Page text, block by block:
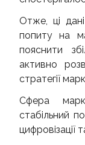
Отже, ці
попиту на
пояснити
активно
стратегії
Сфера
стабільний
цифровізації